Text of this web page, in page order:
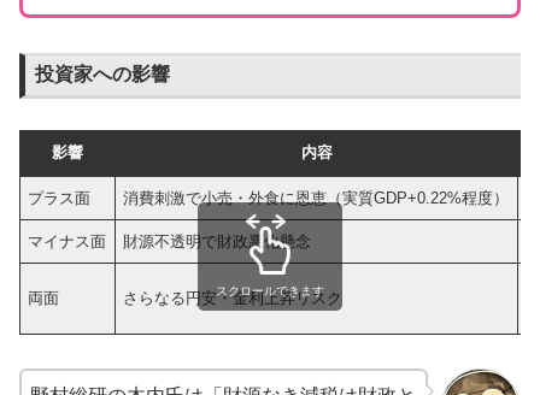
投資家への影響
影響 内容
プラス面 消費刺激で小売・外食に恩恵（実質GDP+0.22%程度）
マイナス面 財源不透明で財政悪化懸念
両面 さらなる円安・金利上昇リスク
スクロールできます